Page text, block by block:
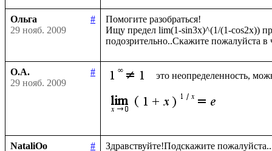
Ольга
#
29 нояб. 2009
Помогите разобраться!
Ищу предел lim(1-sin3x)^(1/(1-cos2x))
О.А.
#
29 нояб. 2009
это неопределенность,
NataliOo # Здравствуйте!Подскажите